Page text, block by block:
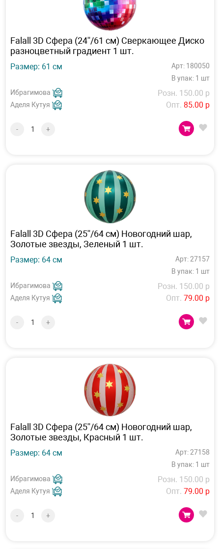
Falall 3D Сфера (24''/61 см) Сверкающее Диско
разноцветный градиент 1 шт.
Размер: 61 см
Арт: 180050
В упак: 1 шт
Ибрагимова
Аделя Кутуя
Розн. 150.00 р
Опт. 85.00 р
- +
Falall 3D Сфера (25''/64 см) Новогодний шар,
Золотые звезды, Зеленый 1 шт.
Размер: 64 см
Арт: 27157
В упак: 1 шт
Ибрагимова
Аделя Кутуя
Розн. 150.00 р
Опт. 79.00 р
- +
Falall 3D Сфера (25''/64 см) Новогодний шар,
Золотые звезды, Красный 1 шт.
Размер: 64 см
Арт: 27158
В упак: 1 шт
Ибрагимова
Аделя Кутуя
Розн. 150.00 р
Опт. 79.00 р
- +